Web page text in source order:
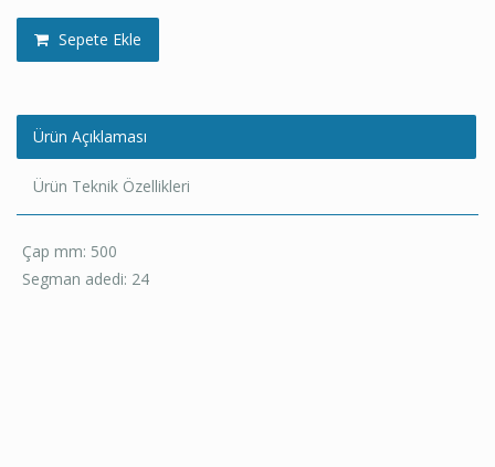
Sepete Ekle
Ürün Açıklaması
Ürün Teknik Özellikleri
Çap mm: 500
Segman adedi: 24